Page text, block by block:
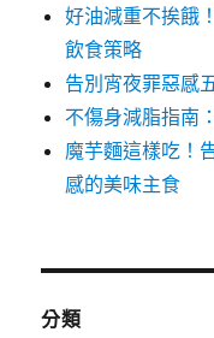
好油減重不挨餓
飲食策略
告別宵夜罪惡感
不傷身減脂指南
魔芋麵這樣吃！
感的美味主食
分類